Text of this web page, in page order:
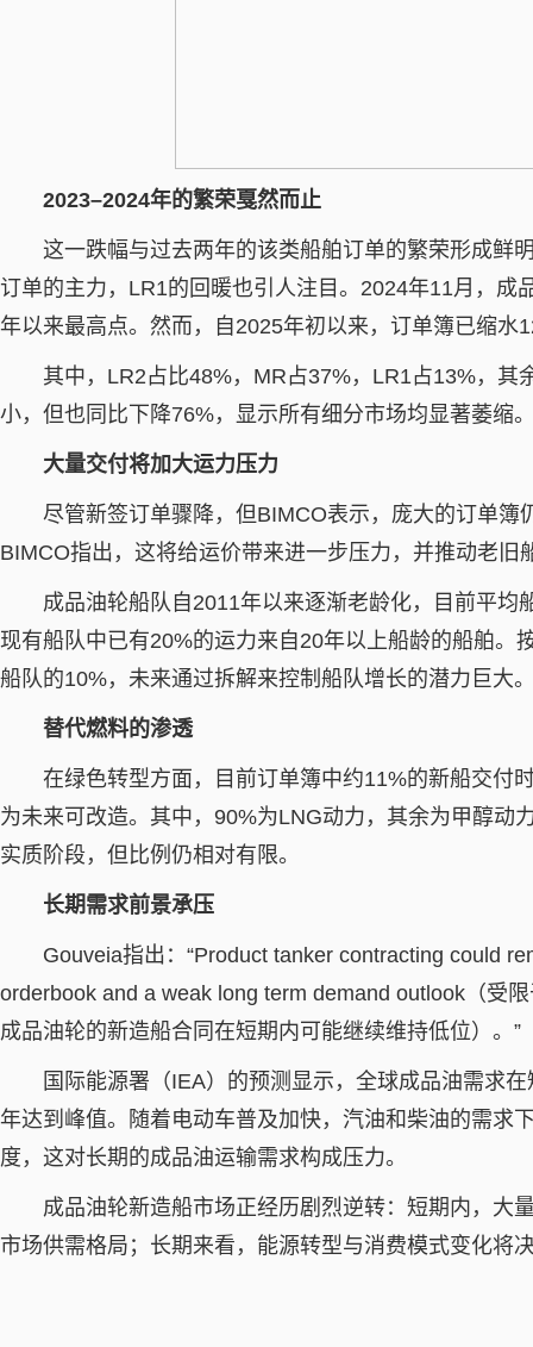
2023–2024年的繁荣戛然而止
这一跌幅与过去两年的该类船舶订单的繁荣形成鲜
订单的主力，LR1的回暖也引人注目。2024年11月，成
年以来最高点。然而，自2025年初以来，订单簿已缩水
其中，LR2占比48%，MR占37%，LR1占13%，其
小，但也同比下降76%，显示所有细分市场均显著萎缩
大量交付将加大运力压力
尽管新签订单骤降，但BIMCO表示，庞大的订单簿
BIMCO指出，这将给运价带来进一步压力，并推动老旧
成品油轮船队自2011年以来逐渐老龄化，目前平
现有船队中已有20%的运力来自20年以上船龄的船舶。
船队的10%，未来通过拆解来控制船队增长的潜力巨大
替代燃料的渗透
在绿色转型方面，目前订单簿中约11%的新船交付
为未来可改造。其中，90%为LNG动力，其余为甲醇动
实质阶段，但比例仍相对有限。
长期需求前景承压
Gouveia指出：“Product tanker contracting could
orderbook and a weak long term demand outlook（受
成品油轮的新造船合同在短期内可能继续维持低位）。”
国际能源署（IEA）的预测显示，全球成品油需求
年达到峰值。随着电动车普及加快，汽油和柴油的需求
度，这对长期的成品油运输需求构成压力。
成品油轮新造船市场正经历剧烈逆转：短期内，大
市场供需格局；长期来看，能源转型与消费模式变化将